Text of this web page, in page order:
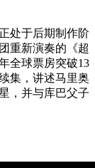
处于后期制作阶
重新演奏的《超
全球票房突破13
集，讲述马里奥
，并与库巴父子